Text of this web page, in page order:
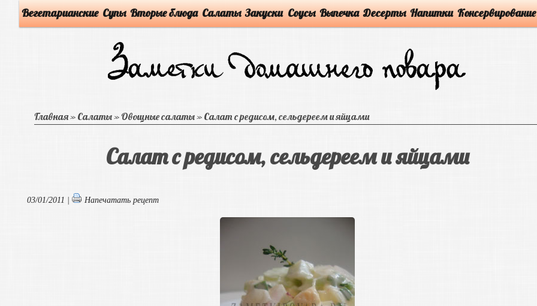
Вегетарианские Супы Вторые блюда Салаты Закуски Соусы Выпечка Десерты Напитки Консервирование
Главная» Салаты»Овощные салаты» Салат с редисом, сельдереем и яйцами
Салат с редисом, сельдереем и яйцами
03/01/2011 | Напечатать рецепт